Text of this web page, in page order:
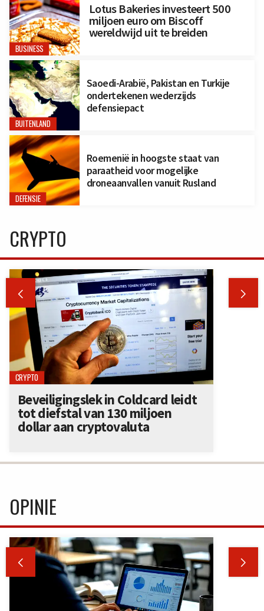
BUSINESS
Lotus Bakeries investeert 500
miljoen euro om Biscoff
wereldwijd uit te breiden
BUITENLAND
Saoedi-Arabië, Pakistan en Turkije
ondertekenen wederzijds
defensiepact
DEFENSIE
Roemenië in hoogste staat van
paraatheid voor mogelijke
droneaanvallen vanuit Rusland
CRYPTO
 
CRYPTO
Beveiligingslek in Coldcard leidt
tot diefstal van 130 miljoen
dollar aan cryptovaluta
OPINIE
 